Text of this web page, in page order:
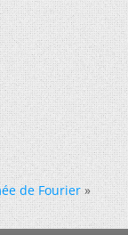
de Fourier »